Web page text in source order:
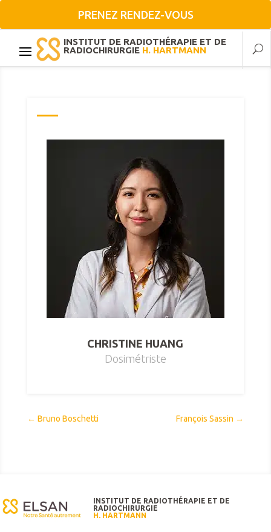
PRENEZ RENDEZ-VOUS
INSTITUT DE RADIOTHÉRAPIE ET DE
RADIOCHIRURGIE H. HARTMANN
CHRISTINE HUANG
Dosimétriste
← Bruno Boschetti François Sassin →
INSTITUT DE RADIOTHÉRAPIE ET DE
RADIOCHIRURGIE
H. HARTMANN